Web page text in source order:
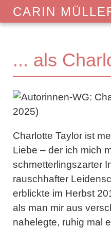
CARIN
... als
Charlotte Taylor ist
Liebe – der ich mich
schmetterlingszarter
rauschhafter
erblickte im Herbst
als man mir aus
nahelegte, ruhig mal